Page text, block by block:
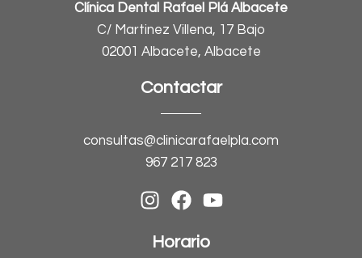
Clínica Dental Rafael Plá Albacete
C/ Martinez Villena, 17 Bajo
02001 Albacete, Albacete
Contactar
consultas@clinicarafaelpla.com
967 217 823
Horario